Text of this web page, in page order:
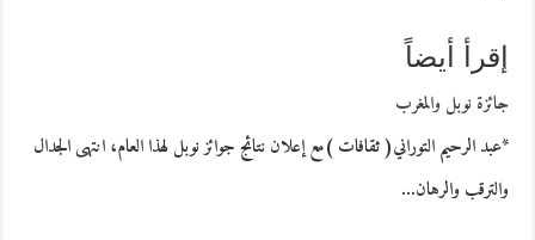
إقرأ أيضاً
جائزة نوبل والمغرب
*عبد الرحيم التوراني( ثقافات )مع إعلان نتائج جوائز نوبل لهذا العام، انتهى الجدال
والترقب والرهان…